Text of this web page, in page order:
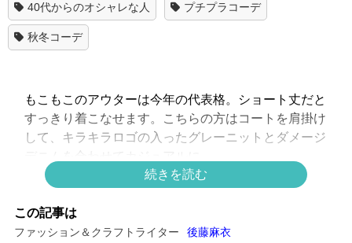
40代からのオシャレな人 プチプラコーデ
秋冬コーデ
もこもこのアウターは今年の代表格。ショート丈だと
すっきり着こなせます。こちらの方はコートを肩掛け
して、キラキラロゴの入ったグレーニットとダメージ
デニムを合わせてカジュアルに。
これまた今年トレンドのシルバー小物を合わせれば、
の完成です。
続きを読む
この記事は
ファッション＆クラフトライター 後藤麻衣